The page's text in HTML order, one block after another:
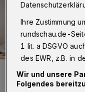
Symbolbild.
Foto: Stadt Wuppertal
Ihre Zustimmung
rundschau.de-
1 lit. a DSGVO
des EWR, z.B. in
Wir und unsere
Folgendes